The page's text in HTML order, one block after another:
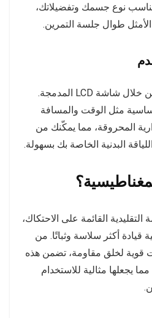
نوع جسمك وتفضيلاتك،
طوال جلسة التمرين.
ابق متحفزًا وتتبع تقدمك من خلال شاشة LCD المدمجة.
مثل الوقت والمسافة
المحروقة، مما يمكّنك من
البدنية الخاصة بك بسهولة.
القائمة على الاحتكاك،
قيادة أكثر سلاسة وثباتًا. من
قوية لخلق مقاومة، تضمن هذه
مما يجعلها مثالية للاستخدام